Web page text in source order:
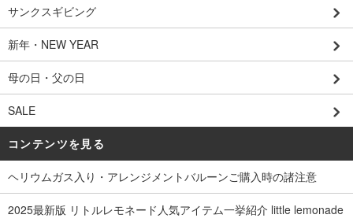
サンクスギビング
新年・NEW YEAR
母の日・父の日
SALE
コンテンツを見る
ヘリウムガス入り・アレンジメントバルーンご購入時の諸注意
2025最新版 リトルレモネード人気アイテム一挙紹介 little lemonade